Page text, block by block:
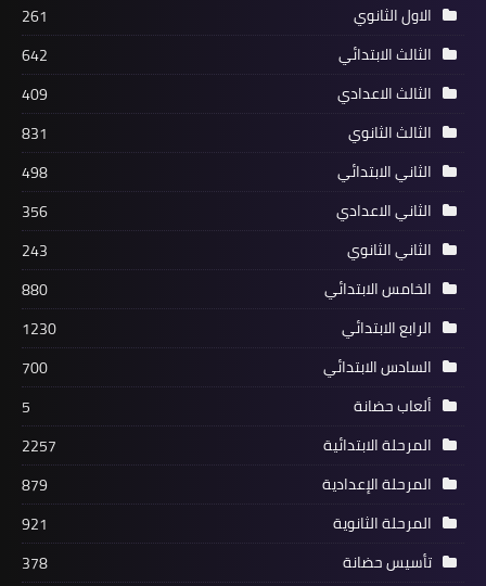
الاول الثانوي
261
الثالث الابتدائي
642
الثالث الاعدادي
409
الثالث الثانوي
831
الثاني الابتدائي
498
الثاني الاعدادي
356
الثاني الثانوي
243
الخامس الابتدائي
880
الرابع الابتدائي
1230
السادس الابتدائي
700
ألعاب حضانة
5
المرحلة الابتدائية
2257
المرحلة الإعدادية
879
المرحلة الثانوية
921
تأسيس حضانة
378